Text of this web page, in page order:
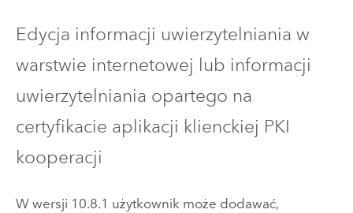
Edycja informacji uwierzytelniania w
warstwie internetowej lub informacji
uwierzytelniania opartego na
certyfikacie aplikacji klienckiej PKI
kooperacji
W wersji 10.8.1 użytkownik może dodawać,